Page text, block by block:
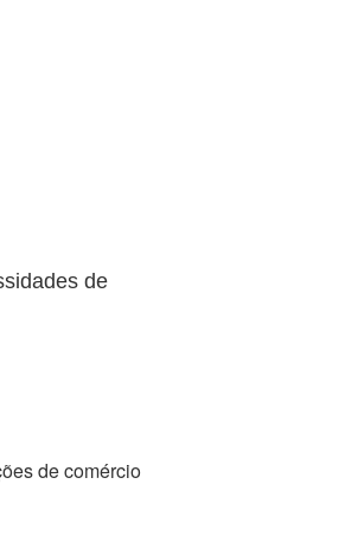
de
de comércio